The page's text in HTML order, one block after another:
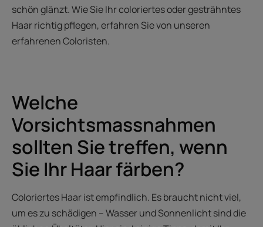
schön glänzt. Wie Sie Ihr coloriertes oder gesträhntes
Haar richtig pflegen, erfahren Sie von unseren
erfahrenen Coloristen.
Welche
Vorsichtsmassnahmen
sollten Sie treffen, wenn
Sie Ihr Haar färben?
Coloriertes Haar ist empfindlich. Es braucht nicht viel,
um es zu schädigen – Wasser und Sonnenlicht sind die